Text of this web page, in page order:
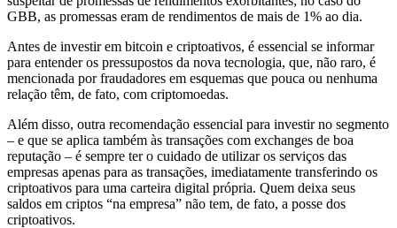
GBB, as promessas eram de rendimentos de mais de 1% ao dia.
Antes de investir em bitcoin e criptoativos, é essencial se informar
para entender os pressupostos da nova tecnologia, que, não raro, é
mencionada por fraudadores em esquemas que pouca ou nenhuma
relação têm, de fato, com criptomoedas.
Além disso, outra recomendação essencial para investir no segmento
– e que se aplica também às transações com exchanges de boa
reputação – é sempre ter o cuidado de utilizar os serviços das
empresas apenas para as transações, imediatamente transferindo os
criptoativos para uma carteira digital própria. Quem deixa seus
saldos em criptos “na empresa” não tem, de fato, a posse dos
criptoativos.